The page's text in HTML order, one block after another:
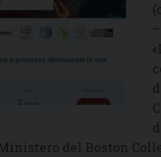
del Boston